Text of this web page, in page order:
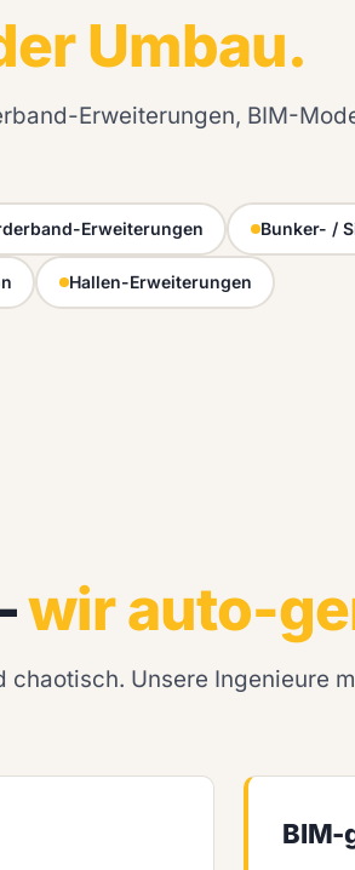
Umbau.
Erweiterungen, BIM-
Erweiterungen Bunker- /
Hallen-Erweiterungen
wir auto-
Unsere Ingenieure
BIM-